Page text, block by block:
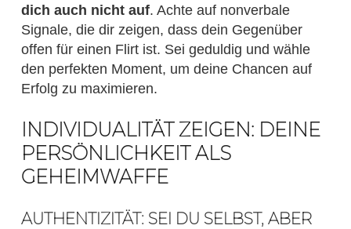
dich auch nicht auf. Achte auf nonverbale
Signale, die dir zeigen, dass dein Gegenüber
offen für einen Flirt ist. Sei geduldig und wähle
den perfekten Moment, um deine Chancen auf
Erfolg zu maximieren.
INDIVIDUALITÄT ZEIGEN: DEINE
PERSÖNLICHKEIT ALS
GEHEIMWAFFE
AUTHENTIZITÄT: SEI DU SELBST, ABER